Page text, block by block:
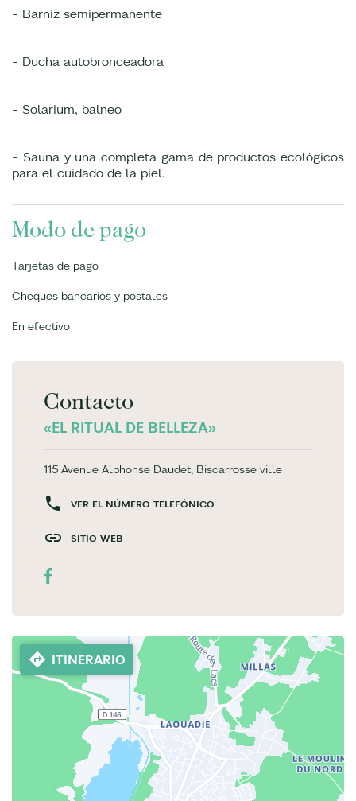
- Barniz semipermanente
- Ducha autobronceadora
- Solarium, balneo
- Sauna y una completa gama de productos ecológicos
para el cuidado de la piel.
Modo de pago
Tarjetas de pago
Cheques bancarios y postales
En efectivo
Contacto
«EL RITUAL DE BELLEZA»
115 Avenue Alphonse Daudet, Biscarrosse ville
VER EL NÚMERO TELEFÓNICO
SITIO WEB
ITINERARIO